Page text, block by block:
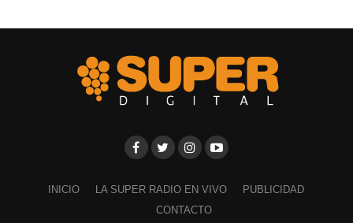
INICIO LA SUPER RADIO EN VIVO
PUBLICIDAD
CONTACTO